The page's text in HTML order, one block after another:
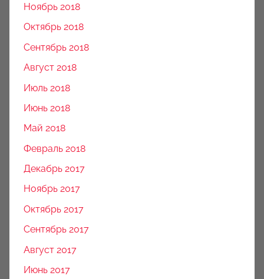
Ноябрь 2018
Октябрь 2018
Сентябрь 2018
Август 2018
Июль 2018
Июнь 2018
Май 2018
Февраль 2018
Декабрь 2017
Ноябрь 2017
Октябрь 2017
Сентябрь 2017
Август 2017
Июнь 2017